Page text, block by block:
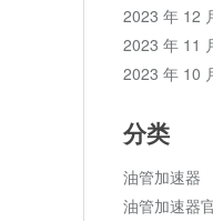
2023 年 12
2023 年 11
2023 年 10
分类
油管加速器
油管加速器